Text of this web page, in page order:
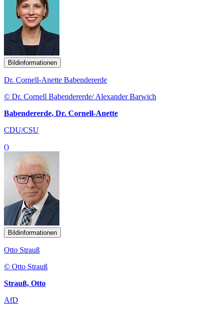
Bildinformationen
Dr. Cornell-Anette Babendererde
© Dr. Cornell Babendererde/ Alexander Barwich
Babendererde, Dr. Cornell-Anette
CDU/CSU
()
Bildinformationen
Otto Strauß
© Otto Strauß
Strauß, Otto
AfD